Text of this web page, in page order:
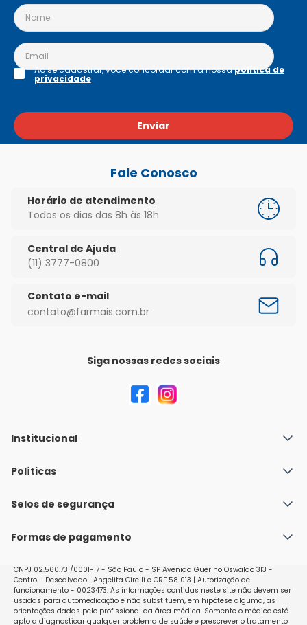
Enviar
Ao se cadastrar, você concordar com a nossapolítica de
privacidade
Fale Conosco
Horário de atendimento
Todos os dias das 8h às 18h
Central de Ajuda
(11) 3777-0800
Contato e-mail
contato@farmais.com.br
Siga nossas redes sociais
Institucional
Quem Somos
Nossas lojas
Políticas
Política de Envio
Políticas de Trocas e Devoluções
Selos de segurança
Formas de pagamento
CNPJ 02.560.731/0001-17 - São Paulo - SP Avenida Guerino Oswaldo 313 -
Centro - Descalvado | Angelita Cirelli e CRF 58 013 | Autorização de
funcionamento - 0023473. As informações contidas neste site não devem ser
usadas para automedicação e não substituem, em hipótese alguma, as
orientações dadas pelo profissional da área médica. Somente o médico está
apto a diagnosticar qualquer problema de saúde e prescrever o tratamento